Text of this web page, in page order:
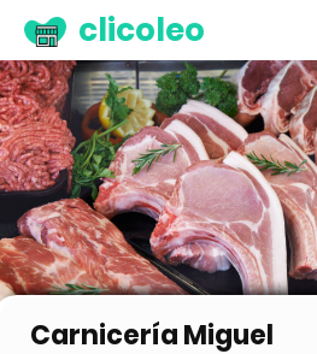
clicoleo
Carnicería Miguel